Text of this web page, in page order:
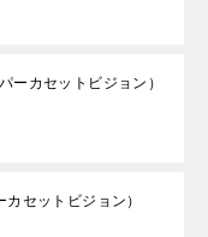
ーカセットビジョン）
セットビジョン）